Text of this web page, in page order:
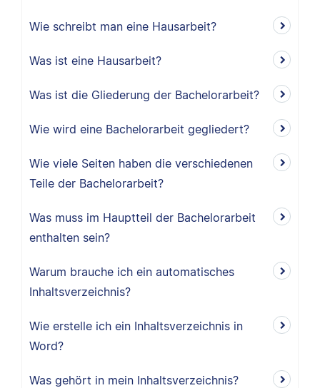
Wie schreibt man eine Hausarbeit?
Was ist eine Hausarbeit?
Was ist die Gliederung der Bachelorarbeit?
Wie wird eine Bachelorarbeit gegliedert?
Wie viele Seiten haben die verschiedenen
Teile der Bachelorarbeit?
Was muss im Hauptteil der Bachelorarbeit
enthalten sein?
Warum brauche ich ein automatisches
Inhaltsverzeichnis?
Wie erstelle ich ein Inhaltsverzeichnis in
Word?
Was gehört in mein Inhaltsverzeichnis?